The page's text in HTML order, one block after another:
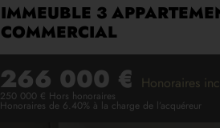
IMMEUBLE 3
COMMERCIAL
266 000 € Honoraires
250 000 € Hors honoraires
Honoraires de 6.40% à la charge de l’acquéreur